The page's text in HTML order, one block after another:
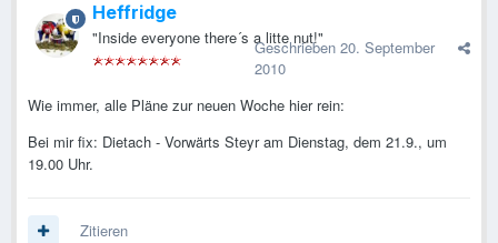
Heffridge
"Inside everyone there´s a litte nut!"
Geschrieben 20. September
2010
Wie immer, alle Pläne zur neuen Woche hier rein:
Bei mir fix: Dietach - Vorwärts Steyr am Dienstag, dem 21.9., um
19.00 Uhr.
Zitieren